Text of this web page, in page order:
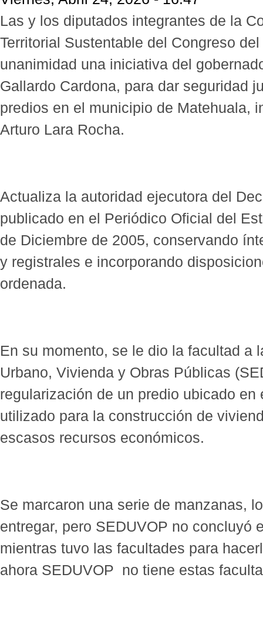
Las y los diputados integrantes de la
Territorial Sustentable del Congreso
unanimidad una iniciativa del
Gallardo Cardona, para dar seguridad
predios en el municipio de Matehuala,
Arturo Lara Rocha.
Actualiza la autoridad ejecutora del
publicado en el Periódico Oficial del
de Diciembre de 2005, conservando
y registrales e incorporando
ordenada.
En su momento, se le dio la facultad a
Urbano, Vivienda y Obras Públicas
regularización de un predio ubicado
utilizado para la construcción de
escasos recursos económicos.
Se marcaron una serie de manzanas,
entregar, pero SEDUVOP no concluyó
mientras tuvo las facultades para
ahora SEDUVOP no tiene estas